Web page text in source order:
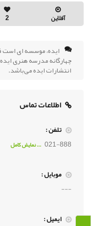
آفلاین 2
ایده، موسسه ای
چهارگانه مدرسه هنری
انتشارات ایده می‌باشد.
اطلاعات تماس
تلفن :
021-888 ... نمايش کامل
موبایل :
---
ایمیل :